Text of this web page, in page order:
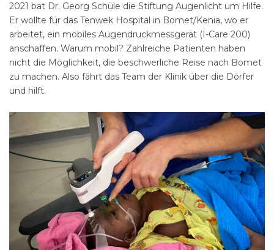
2021 bat Dr. Georg Schüle die Stiftung Augenlicht um Hilfe.
Er wollte für das Tenwek Hospital in Bomet/Kenia, wo er
arbeitet, ein mobiles Augendruckmessgerät (I-Care 200)
anschaffen. Warum mobil? Zahlreiche Patienten haben
nicht die Möglichkeit, die beschwerliche Reise nach Bomet
zu machen. Also fährt das Team der Klinik über die Dörfer
und hilft.